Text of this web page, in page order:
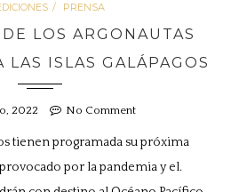
PRENSA
LOS ARGONAUTAS
LAS ISLAS GALÁPAGOS
2022 No Comment
tienen programada su próxima
por la pandemia y el.